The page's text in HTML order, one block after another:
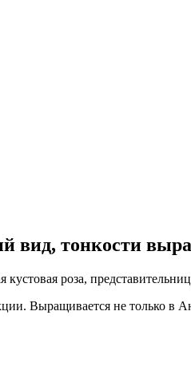
вид, тонкости
роза,
Выращивается не только в